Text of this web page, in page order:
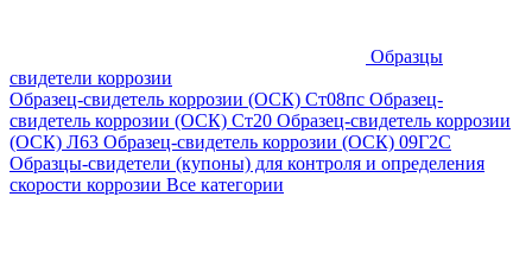
Образцы
свидетели коррозии
Образец-свидетель коррозии (ОСК) Ст08пс Образец-
свидетель коррозии (ОСК) Ст20 Образец-свидетель коррозии
(ОСК) Л63 Образец-свидетель коррозии (ОСК) 09Г2С
Образцы-свидетели (купоны) для контроля и определения
скорости коррозии Все категории